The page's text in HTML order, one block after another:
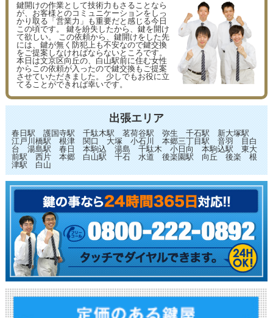
鍵開けの作業として技術力もさることなら
が、お客様とのコミュニケーションをしっ
かり取る「営業力」も重要だと感じる今日
この頃です。 鍵を紛失したから、鍵を開け
て欲しい。 この依頼から、鍵開けをした先
には、鍵が無く防犯上も不安なので鍵交換
をご提案しなければならないところです。
本日は文京区向丘の、白山駅前に住む女性
からこの依頼が入ったので鍵交換もご提案
させていただきました。 少しでもお役に立
てることができれば幸いです。
出張エリア
春日駅 護国寺駅 千駄木駅 茗荷谷駅 弥生 千石駅 新大塚駅
江戸川橋駅 根津 関口 大塚 小石川 本郷三丁目駅 音羽 目白
台 湯島駅 春日 本駒込 湯島 千駄木 小日向 本駒込駅 東大
前駅 西片 本郷 白山駅 千石 水道 後楽園駅 向丘 後楽 根
津駅 白山